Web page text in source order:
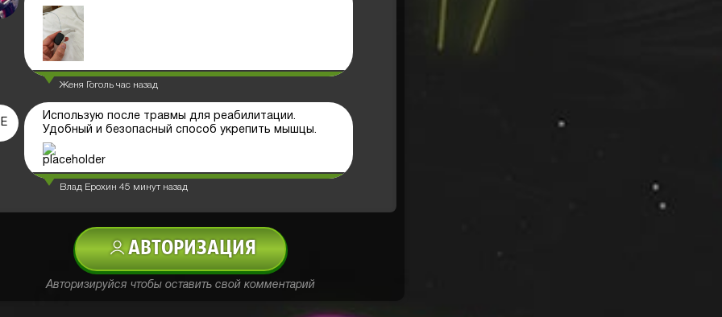
Женя Гоголь час назад
Использую после травмы для реабилитации.
Удобный и безопасный способ укрепить мышцы.
Влад Ерохин 45 минут назад
АВТОРИЗАЦИЯ
Авторизируйся чтобы оставить свой комментарий